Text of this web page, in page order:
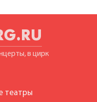
в цирк
театры